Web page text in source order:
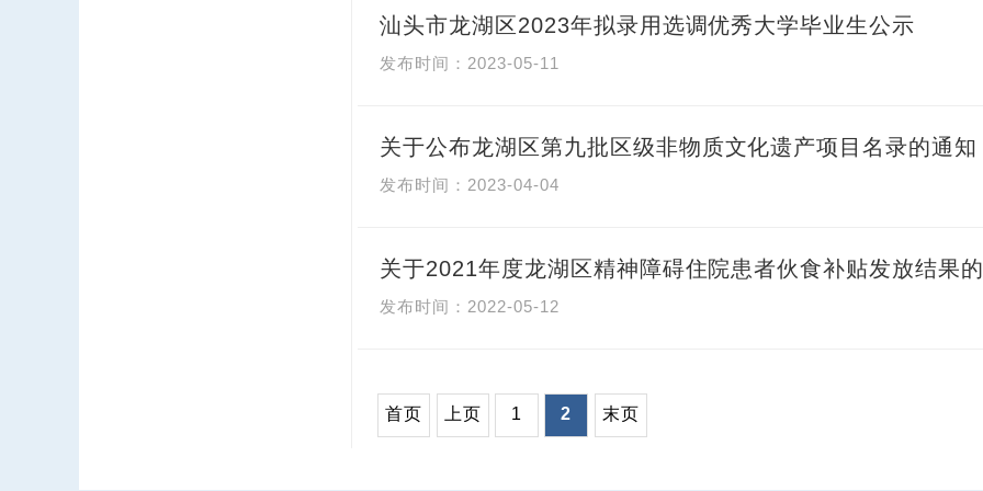
汕头市龙湖区2023年拟录用选调优秀大学毕业生公示
2023-05-11
关于公布龙湖区第九批区级非物质文化遗产项目名录的通知
2023-04-04
关于2021年度龙湖区精神障碍住院患者伙食补贴发放结果
2022-05-12
1 2